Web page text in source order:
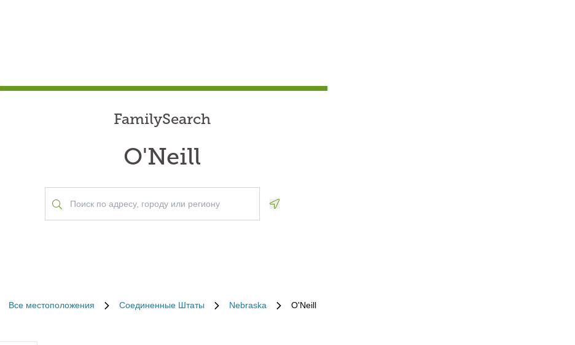
FamilySearch
O'Neill
Все местоположения Соединенные Штаты Nebraska O'Neill